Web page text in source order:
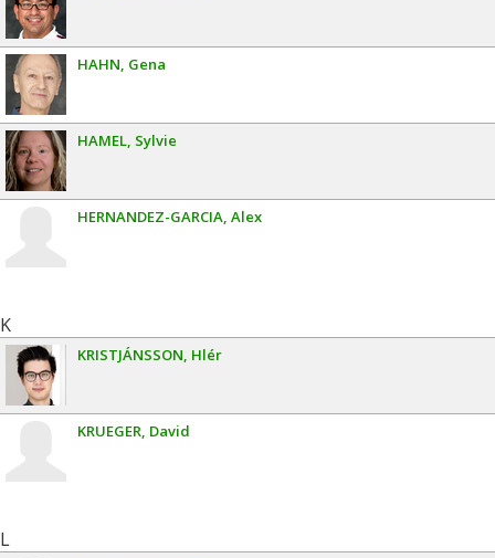
HAHN Gena
HAMEL Sylvie
HERNANDEZ-GARCIA Alex
K
KRISTJÁNSSON Hlér
KRUEGER David
L